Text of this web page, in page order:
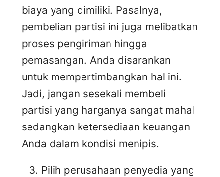
biaya yang dimiliki. Pasalnya,
pembelian partisi ini juga melibatkan
proses pengiriman hingga
pemasangan. Anda disarankan
untuk mempertimbangkan hal ini.
Jadi, jangan sesekali membeli
partisi yang harganya sangat mahal
sedangkan ketersediaan keuangan
Anda dalam kondisi menipis.
Pilih perusahaan penyedia yang